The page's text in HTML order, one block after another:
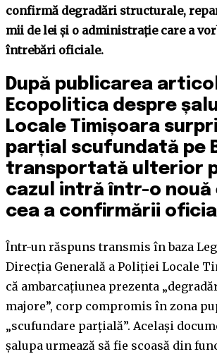
confirmă degradări structurale,
mii de lei și o administrație care a
întrebări oficiale.
După publicarea
Ecopolitica despre
Locale Timișoara
parțial scufundată pe
transportată ulterior
cazul intră într-o nouă
cea a confirmării
Într-un răspuns transmis în baza
Direcția Generală a Poliției Locale
că ambarcațiunea prezenta
majore”, corp compromis în zona
„scufundare parțială”. Același
șalupa urmează să fie scoasă din